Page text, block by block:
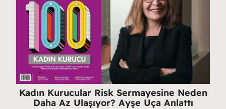
Kadın Kurucular Risk Sermayesine Neden
Daha Az Ulaşıyor? Ayşe Uça Anlattı